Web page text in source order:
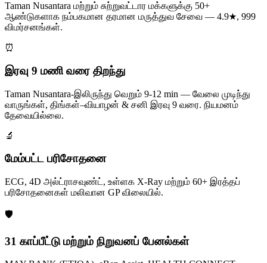
Taman Nusantara மற்றும் சுற்றுவட்டார மக்களுக்கு 50+
ஆண்டுகளாக நம்பகமான தரமான மருத்துவ சேவை — 4.9★, 999
விமர்சனங்கள்.
⏰
இரவு 9 மணி வரை திறந்து
Taman Nusantara-இலிருந்து வெறும் 9-12 min — வேலை முடிந்து
வாருங்கள், திங்கள்–வியாழன் & சனி இரவு 9 வரை. நியமனம்
தேவையில்லை.
🔬
மேம்பட்ட பரிசோதனை
ECG, 4D அல்ட்ராசவுண்ட், உள்ளக X-Ray மற்றும் 60+ இரத்தப்
பரிசோதனைகள் மலிவான GP விலையில்.
🛡️
31 காப்பீட்டு மற்றும் நிறுவனப் பேனல்கள்